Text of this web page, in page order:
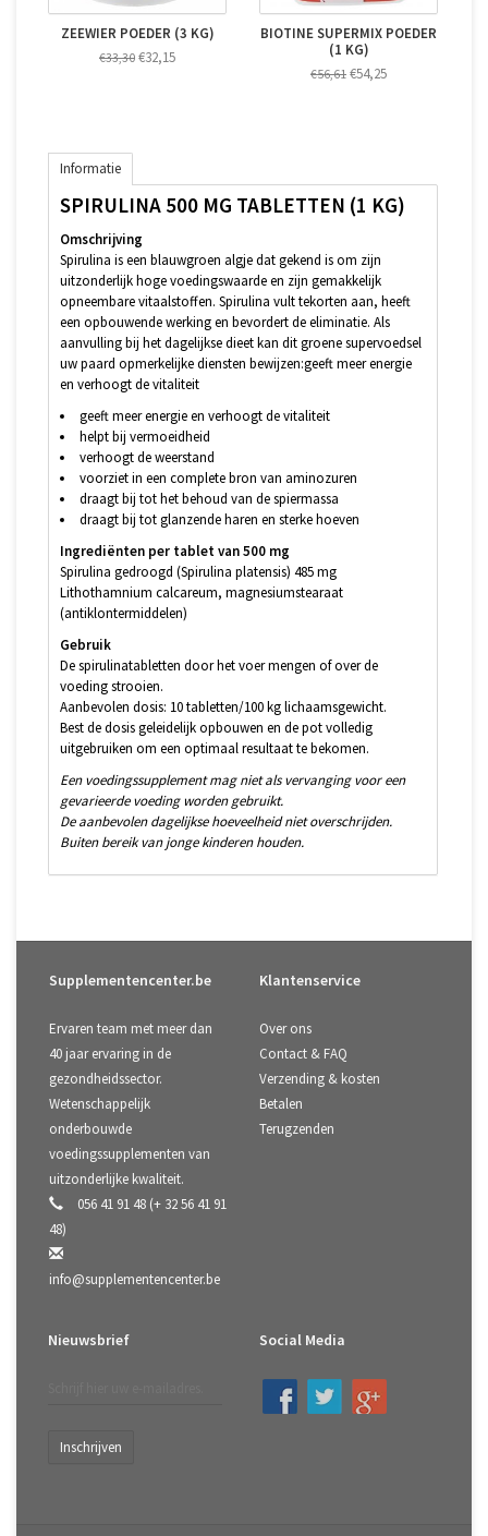
ZEEWIER POEDER (3 KG)
€33,30 €32,15
BIOTINE SUPERMIX POEDER
(1 KG)
€56,61 €54,25
Informatie
SPIRULINA 500 MG TABLETTEN (1 KG)
Omschrijving
Spirulina is een blauwgroen algje dat gekend is om zijn
uitzonderlijk hoge voedingswaarde en zijn gemakkelijk
opneembare vitaalstoffen. Spirulina vult tekorten aan, heeft
een opbouwende werking en bevordert de eliminatie. Als
aanvulling bij het dagelijkse dieet kan dit groene supervoedsel
uw paard opmerkelijke diensten bewijzen:geeft meer energie
en verhoogt de vitaliteit
geeft meer energie en verhoogt de vitaliteit
helpt bij vermoeidheid
verhoogt de weerstand
voorziet in een complete bron van aminozuren
draagt bij tot het behoud van de spiermassa
draagt bij tot glanzende haren en sterke hoeven
Ingrediënten per tablet van 500 mg
Spirulina gedroogd (Spirulina platensis) 485 mg
Lithothamnium calcareum, magnesiumstearaat
(antiklontermiddelen)
Gebruik
De spirulinatabletten door het voer mengen of over de
voeding strooien.
Aanbevolen dosis: 10 tabletten/100 kg lichaamsgewicht.
Best de dosis geleidelijk opbouwen en de pot volledig
uitgebruiken om een optimaal resultaat te bekomen.
Een voedingssupplement mag niet als vervanging voor een
gevarieerde voeding worden gebruikt.
De aanbevolen dagelijkse hoeveelheid niet overschrijden.
Buiten bereik van jonge kinderen houden.
Supplementencenter.be
Ervaren team met meer dan
40 jaar ervaring in de
gezondheidssector.
Wetenschappelijk
onderbouwde
voedingssupplementen van
uitzonderlijke kwaliteit.
056 41 91 48 (+ 32 56 41 91
48)
info@supplementencenter.be
Klantenservice
Over ons
Contact & FAQ
Verzending & kosten
Betalen
Terugzenden
Nieuwsbrief
Inschrijven
Social Media